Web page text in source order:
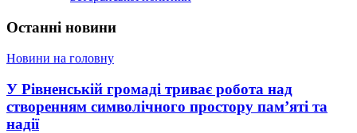
Останні новини
Новини на головну
У Рівненській громаді триває робота над
створенням символічного простору пам’яті та
надії